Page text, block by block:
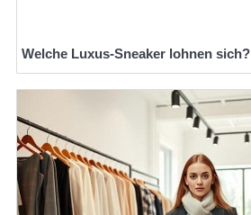
Welche Luxus-Sneaker lohnen sich?